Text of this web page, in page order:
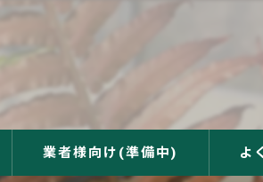
業者様向け(準備中) よ